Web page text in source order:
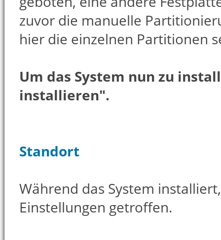
zuvor die manuelle
hier die einzelnen Partitionen
Um das System nun zu
installieren".
Standort
Während das System
Einstellungen getroffen.